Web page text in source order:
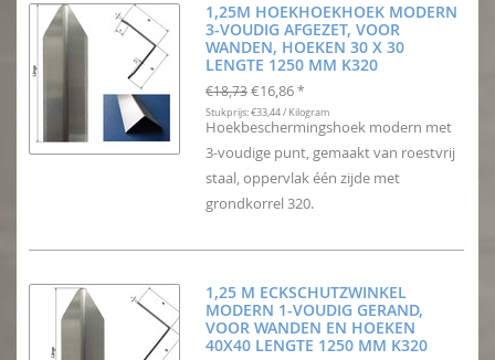
1,25M HOEKHOEKHOEK MODERN
3-VOUDIG AFGEZET, VOOR
WANDEN, HOEKEN 30 X 30
LENGTE 1250 MM K320
€18,73 €16,86 *
Stukprijs: €33,44 / Kilogram
Hoekbeschermingshoek modern met
3-voudige punt, gemaakt van roestvrij
staal, oppervlak één zijde met
grondkorrel 320.
1,25 M ECKSCHUTZWINKEL
MODERN 1-VOUDIG GERAND,
VOOR WANDEN EN HOEKEN
40X40 LENGTE 1250 MM K320